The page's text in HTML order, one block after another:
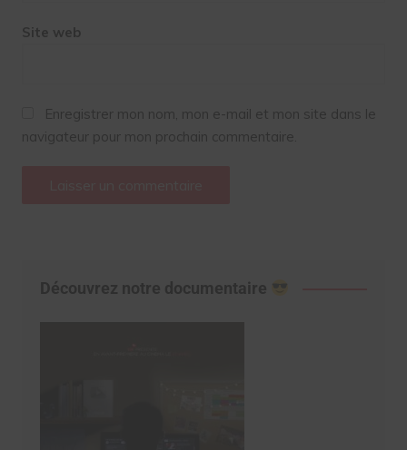
Site web
Enregistrer mon nom, mon e-mail et mon site dans le
navigateur pour mon prochain commentaire.
Découvrez notre documentaire